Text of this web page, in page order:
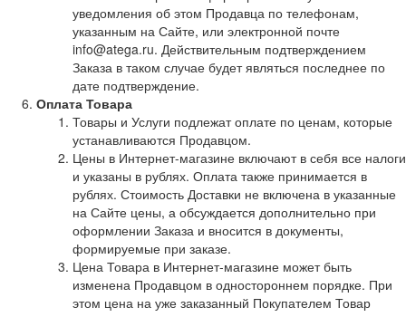
уведомления об этом Продавца по телефонам,
указанным на Сайте, или электронной почте
info@atega.ru. Действительным подтверждением
Заказа в таком случае будет являться последнее по
дате подтверждение.
Оплата Товара
Товары и Услуги подлежат оплате по ценам, которые
устанавливаются Продавцом.
Цены в Интернет-магазине включают в себя все налоги
и указаны в рублях. Оплата также принимается в
рублях. Стоимость Доставки не включена в указанные
на Сайте цены, а обсуждается дополнительно при
оформлении Заказа и вносится в документы,
формируемые при заказе.
Цена Товара в Интернет-магазине может быть
изменена Продавцом в одностороннем порядке. При
этом цена на уже заказанный Покупателем Товар